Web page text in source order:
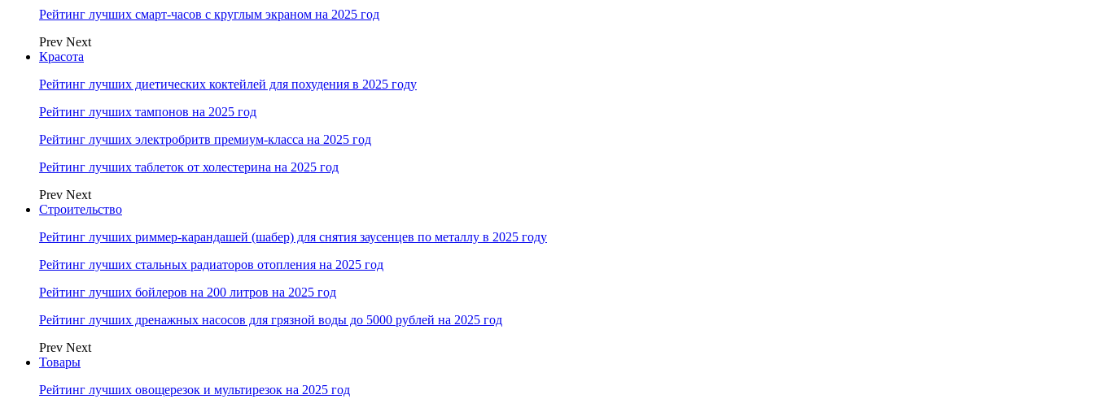
Рейтинг лучших смарт-часов с круглым экраном на 2025 год
Prev Next
Красота
Рейтинг лучших диетических коктейлей для похудения в 2025 году
Рейтинг лучших тампонов на 2025 год
Рейтинг лучших электробритв премиум-класса на 2025 год
Рейтинг лучших таблеток от холестерина на 2025 год
Prev Next
Строительство
Рейтинг лучших риммер-карандашей (шабер) для снятия заусенцев по металлу в 2025 году
Рейтинг лучших стальных радиаторов отопления на 2025 год
Рейтинг лучших бойлеров на 200 литров на 2025 год
Рейтинг лучших дренажных насосов для грязной воды до 5000 рублей на 2025 год
Prev Next
Товары
Рейтинг лучших овощерезок и мультирезок на 2025 год